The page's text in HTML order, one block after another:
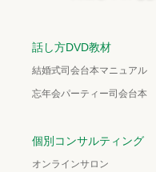
話し方DVD教材
結婚式司会台本マニュアル
忘年会パーティー司会台本
個別コンサルティング
オンラインサロン